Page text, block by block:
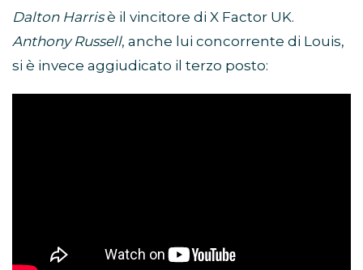
Dalton Harrisè il vincitore di X Factor UK.
Anthony Russell, anche lui concorrente di Louis,
si è invece aggiudicato il terzo posto: